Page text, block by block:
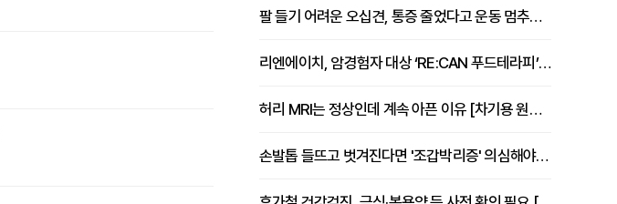
팔 들기 어려운 오십견, 통증 줄었다고 운동 멈추면 안 되는 이유 [이병욱 원장 칼럼]
리엔에이치, 암경험자 대상 ‘RE:CAN 푸드테라피’ 운영
허리 MRI는 정상인데 계속 아픈 이유 [차기용 원장 칼럼]
손발톱 들뜨고 벗겨진다면 '조갑박리증' 의심해야 [김철윤 원장 칼럼]